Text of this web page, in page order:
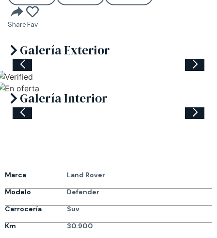
Galería Exterior
Galería Interior
ShareFav
Marca
Land Rover
Modelo
Defender
Carrocería
Suv
Km
30.900